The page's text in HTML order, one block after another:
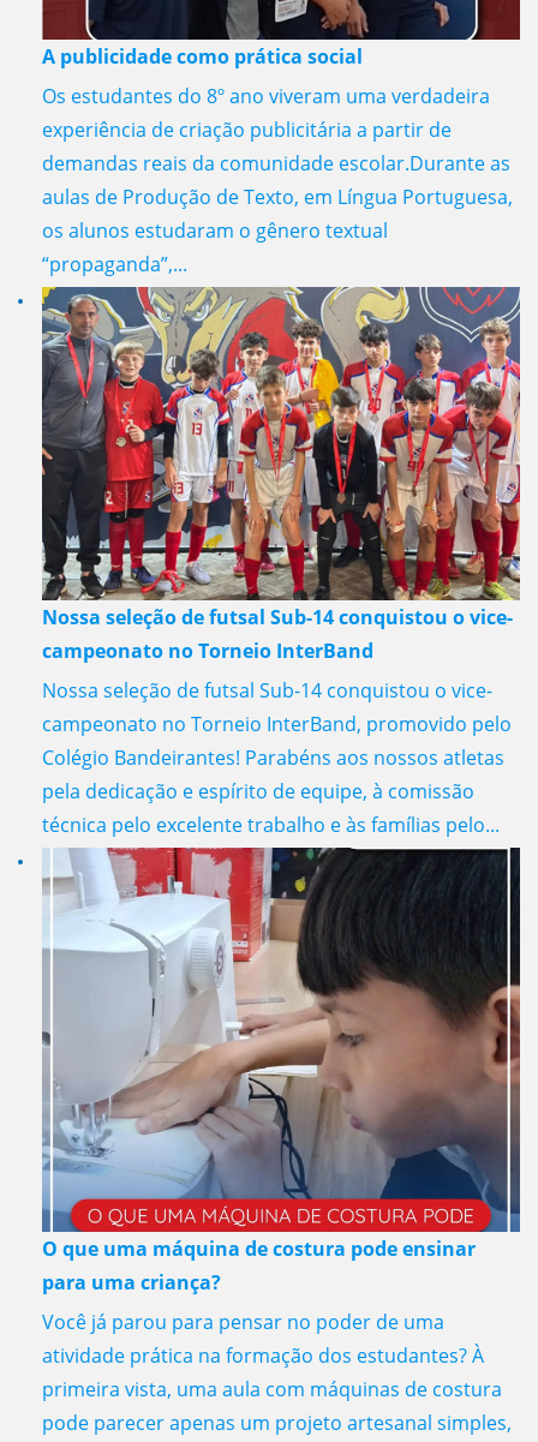
A publicidade como prática social
Os estudantes do 8º ano viveram uma verdadeira
experiência de criação publicitária a partir de
demandas reais da comunidade escolar.Durante as
aulas de Produção de Texto, em Língua Portuguesa,
os alunos estudaram o gênero textual
“propaganda”,...
Nossa seleção de futsal Sub-14 conquistou o vice-
campeonato no Torneio InterBand
Nossa seleção de futsal Sub-14 conquistou o vice-
campeonato no Torneio InterBand, promovido pelo
Colégio Bandeirantes! Parabéns aos nossos atletas
pela dedicação e espírito de equipe, à comissão
técnica pelo excelente trabalho e às famílias pelo...
O que uma máquina de costura pode ensinar
para uma criança?
Você já parou para pensar no poder de uma
atividade prática na formação dos estudantes? À
primeira vista, uma aula com máquinas de costura
pode parecer apenas um projeto artesanal simples,